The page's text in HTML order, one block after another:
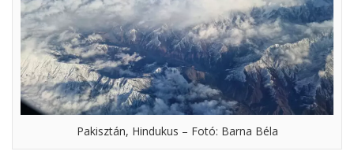
Pakisztán, Hindukus – Fotó: Barna Béla